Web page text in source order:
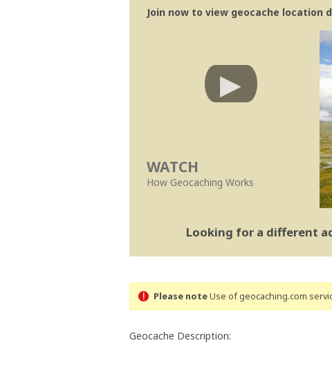
Join now to view geocache location
WATCH
How Geocaching Works
Looking for a different
Please noteUse of geocaching.com
Geocache Description: